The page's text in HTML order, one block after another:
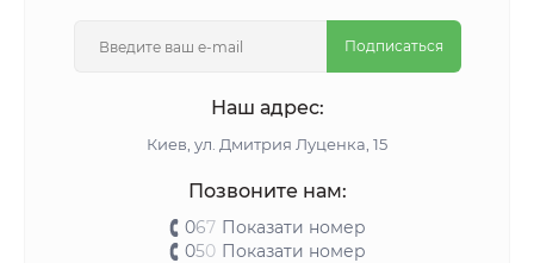
Подписаться
Наш адрес:
Киeв, ул. Дмитрия Луценка, 15
Позвоните нам:
067 Показати номер
050 Показати номер